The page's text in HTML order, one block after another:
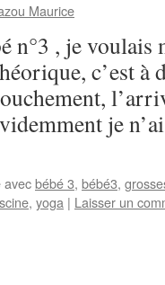
Maurice
n°3 , je voulais
c’est à
je
avecbébé 3, bébé3,
, yoga | Laisser un